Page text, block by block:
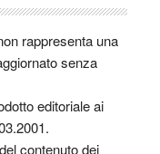
rappresenta una
senza
editoriale ai
contenuto dei